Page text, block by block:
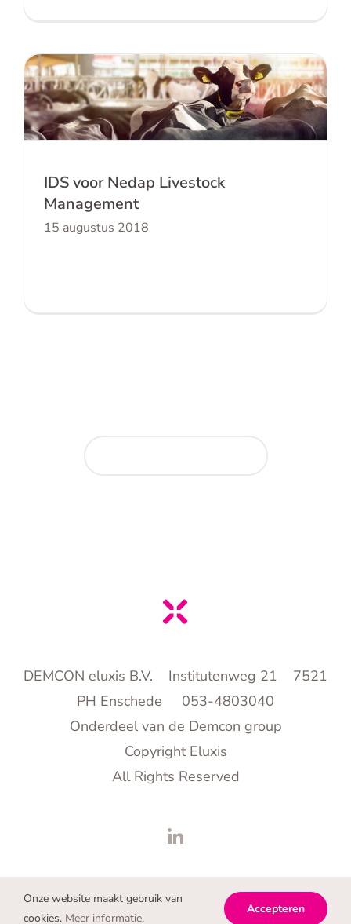
IDS voor Nedap Livestock Management
IDS voor Nedap Livestock
Management
15 augustus 2018
DEMCON eluxis B.V. Institutenweg 21 7521
PH Enschede 053-4803040
Onderdeel van de Demcon group
Copyright Eluxis
All Rights Reserved
Onze website maakt gebruik van
cookies. Meer informatie.
Accepteren